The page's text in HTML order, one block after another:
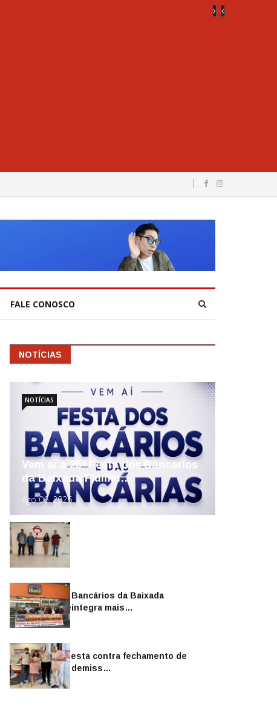
FALE CONOSCO
NOTÍCIAS
Vem aí a 25ª Festa dos Bancários
da Baixada Flumin…
Ago 06, 2026
NOTÍCIAS
Sindicato dos Bancários da Baixada
Fluminense reintegra mais…
Jul 14, 2026
Sindicato protesta contra fechamento de
agências e as demiss…
Mai 13, 2026